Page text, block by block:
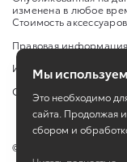
изменена в любое
Стоимость
Правовая информация
Изменить настройку
Сбросить cookie
©
Мы
Это необходимо
сайта. Продолжая
сбором и